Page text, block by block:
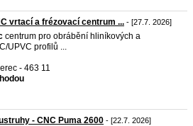
vrtací a frézovací centrum ... - [27.7. 2026]
centrum pro obrábění hliníkových a
UPVC profilů ...
- 463 11
- CNC Puma 2600 - [22.7. 2026]